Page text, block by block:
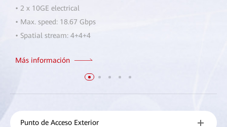
• 2 x 10GE electrical
• Max. speed: 18.67 Gbps
• Spatial stream: 4+4+4
Más información
Punto de Acceso Exterior